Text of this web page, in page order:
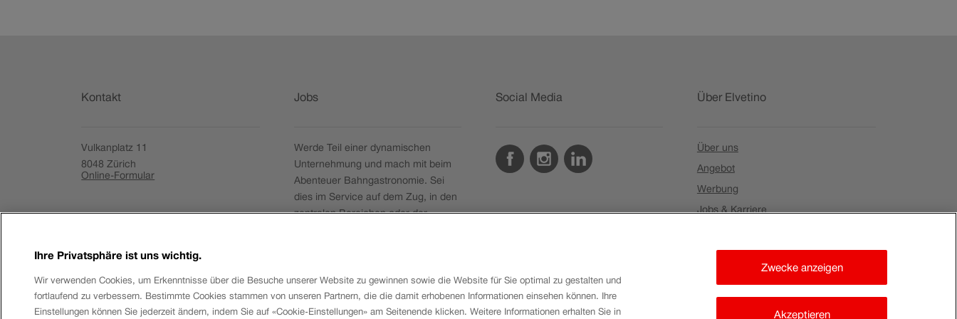
Kontakt
Vulkanplatz 11
8048 Zürich
Online-Formular
Jobs
Werde Teil einer dynamischen
Unternehmung und mach mit beim
Abenteuer Bahngastronomie. Sei
dies im Service auf dem Zug, in den
zentralen Bereichen oder der
Social Media
FacebookInstagramLinkedIn
Über Elvetino
Über uns
Angebot
Werbung
Jobs & Karriere
Ihre Privatsphäre ist uns wichtig.
Wir verwenden Cookies, um Erkenntnisse über die Besuche unserer Website zu gewinnen sowie die Website für Sie optimal zu gestalten und
fortlaufend zu verbessern. Bestimmte Cookies stammen von unseren Partnern, die die damit erhobenen Informationen einsehen können. Ihre
Einstellungen können Sie jederzeit ändern, indem Sie auf «Cookie-Einstellungen» am Seitenende klicken. Weitere Informationen erhalten Sie in
Zwecke anzeigen
Akzeptieren